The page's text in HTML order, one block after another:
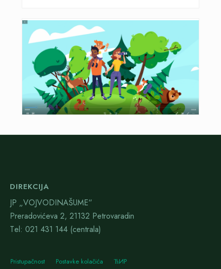
DIREKCIJA
JP „VOJVODINAŠUME“
Preradovićeva 2, 21132 Petrovaradin
Тel: 021 431 144 (centrala)
Pristupačnost Postavke kolačića ЋИР